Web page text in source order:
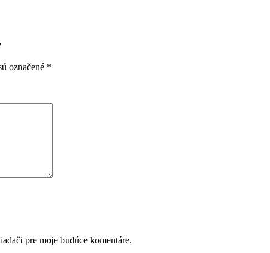
označené *
pre moje budúce komentáre.